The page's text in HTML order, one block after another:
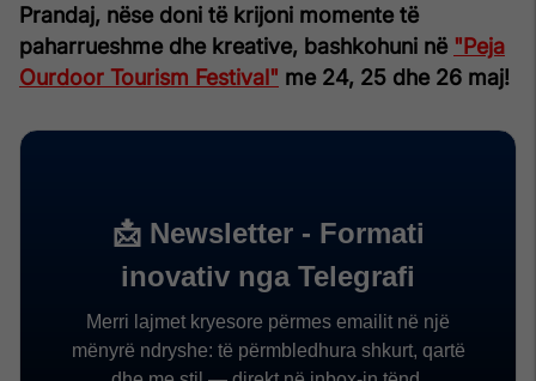
Prandaj, nëse doni të krijoni momente të
paharrueshme dhe kreative, bashkohuni në "Peja
Ourdoor Tourism Festival" me 24, 25 dhe 26 maj!